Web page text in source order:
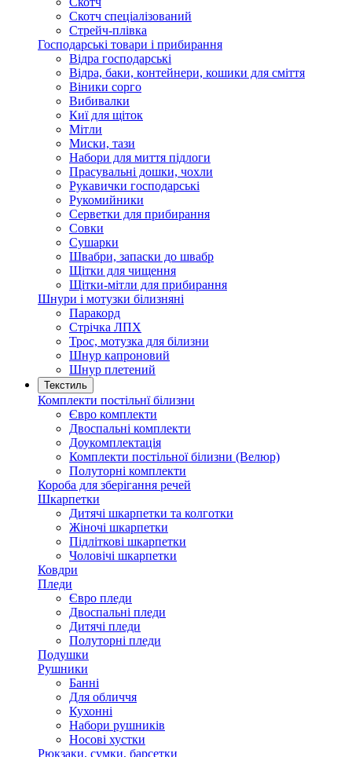
Скотч спеціалізований
Стрейч-плівка
Господарські товари і прибирання
Відра господарські
Відра, баки, контейнери, кошики для сміття
Віники сорго
Вибивалки
Киї для щіток
Мітли
Миски, тази
Набори для миття підлоги
Прасувальні дошки, чохли
Рукавички господарські
Рукомийники
Серветки для прибирання
Совки
Сушарки
Швабри, запаски до швабр
Щітки для чищення
Щітки-мітли для прибирання
Шнури і мотузки білизняні
Паракорд
Стрічка ЛПХ
Трос, мотузка для білизни
Шнур капроновий
Шнур плетений
Текстиль
Комплекти постільнї білизни
Євро комплекти
Двоспальні комплекти
Доукомплектація
Комплекти постільної білизни (Велюр)
Полуторні комплекти
Короба для зберігання речей
Шкарпетки
Дитячі шкарпетки та колготки
Жіночі шкарпетки
Підліткові шкарпетки
Чоловічі шкарпетки
Ковдри
Пледи
Євро пледи
Двоспальні пледи
Дитячі пледи
Полуторні пледи
Подушки
Рушники
Банні
Для обличчя
Кухонні
Набори рушників
Носові хустки
Рюкзаки, сумки, барсетки